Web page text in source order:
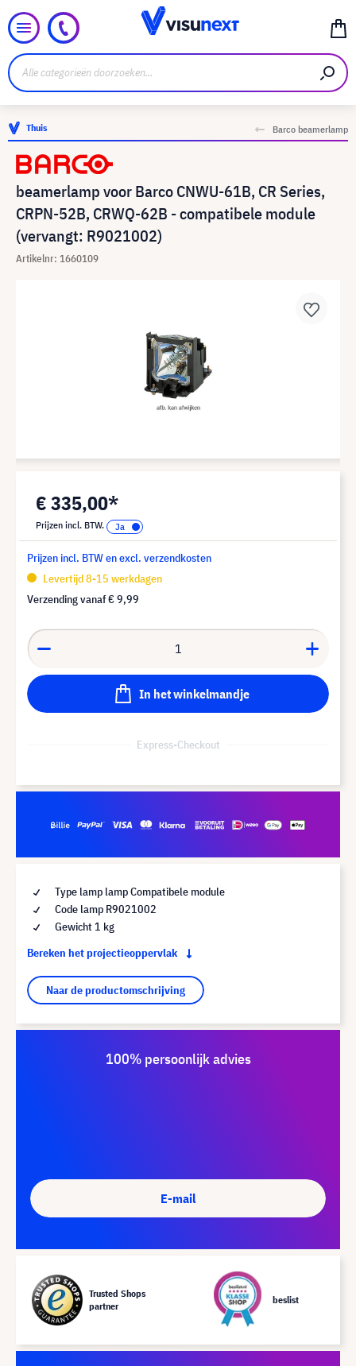
Thuis Barco beamerlamp
beamerlamp voor Barco CNWU-61B, CR Series,
CRPN-52B, CRWQ-62B - compatibele module
(vervangt: R9021002)
Artikelnr: 1660109
€ 335,00*
Prijzen incl. BTW.
Prijzen incl. BTW en excl. verzendkosten
Levertijd 8-15 werkdagen
Verzending vanaf€ 9,99
In het winkelmandje
Express-Checkout
Type lamp lamp Compatibele module
Code lamp R9021002
Gewicht 1 kg
Bereken het projectieoppervlak
Naar de productomschrijving
100% persoonlijk advies
E-mail
Trusted Shops
partner
beslist